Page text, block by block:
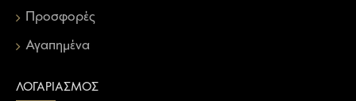
Προσφορές
Αγαπημένα
ΛΟΓΑΡΙΑΣΜΌΣ